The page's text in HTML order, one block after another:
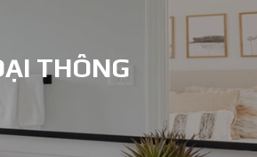
THÔNG